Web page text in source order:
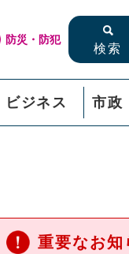
防災・防犯
検索
ビジネス 市政
重要なお知